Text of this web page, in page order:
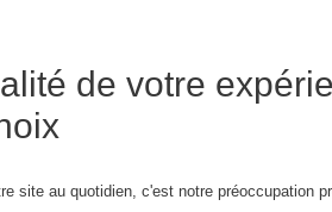
de votre
site au quotidien, c'est notre préoccupation